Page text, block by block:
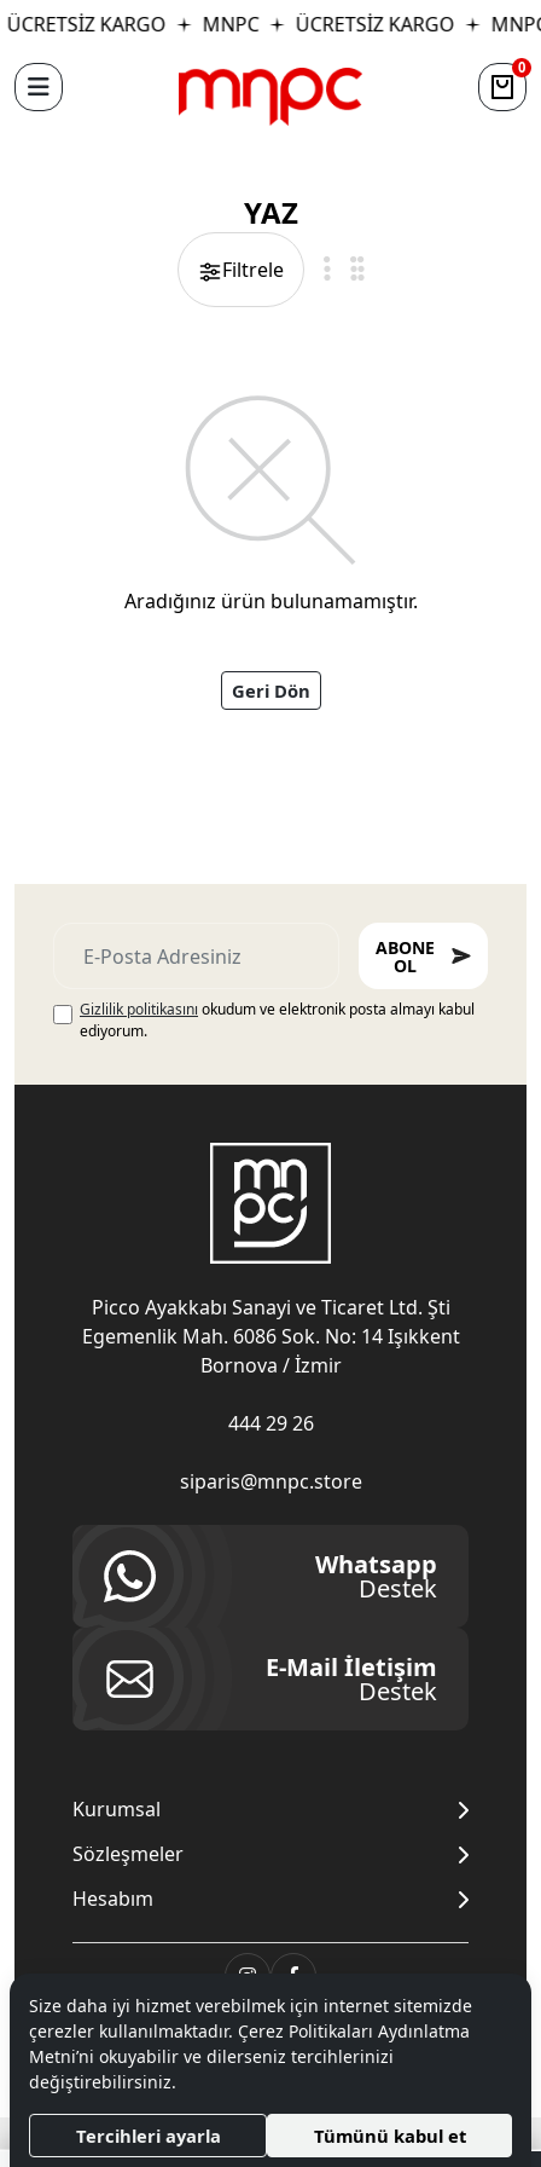
ÜCRETSİZ KARGO MNPC ÜCRETSİZ KARGO
0
YAZ
Filtrele
Aradığınız ürün bulunamamıştır.
Geri Dön
ABONE
OL
Gizlilik politikasını okudum ve elektronik posta almayı kabul
ediyorum.
Picco Ayakkabı Sanayi ve Ticaret Ltd. Şti
Egemenlik Mah. 6086 Sok. No: 14 Işıkkent
Bornova / İzmir
444 29 26
siparis@mnpc.store
Whatsapp
Destek
E-Mail İletişim
Destek
Kurumsal
Sözleşmeler
Hesabım
© 2020Mnpc. Tüm hakları saklıdır.
Hipotenüs Yeni Nesil E-Ticaret Sistemleri ile Hazırlanmıştır.
Size daha iyi hizmet verebilmek için internet sitemizde
çerezler kullanılmaktadır. Çerez Politikaları Aydınlatma
Metni’ni okuyabilir ve dilerseniz tercihlerinizi
değiştirebilirsiniz.
Tercihleri ayarla Tümünü kabul et